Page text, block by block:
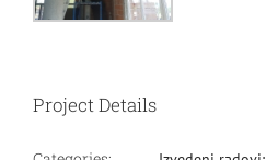
Project Details